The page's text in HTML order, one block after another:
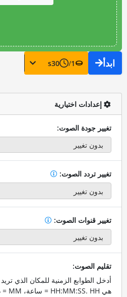
ابدأ 1
/
30
s
إعدادات اختيارية
تغيير جودة الصوت:
تغيير تردد الصوت:
تغيير قنوات الصوت:
تقليم الصوت:
أدخل الطوابع الزمنية للمكان الذي
هي HH:MM:SS. HH = ساعة، MM = دقائق، SS = ثوانٍ.